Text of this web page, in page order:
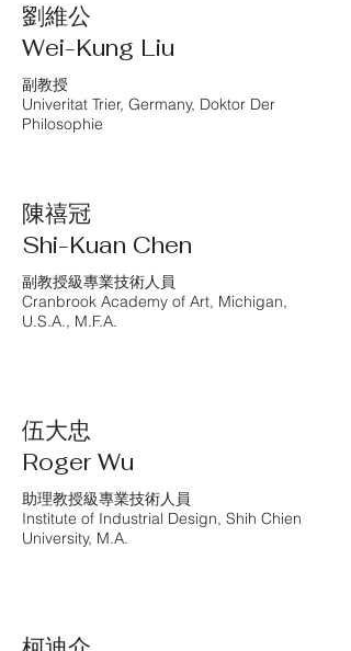
劉維公
Wei-Kung Liu
副教授
Univeritat Trier, Germany, Doktor Der
Philosophie
陳禧冠
Shi-Kuan Chen
副教授級專業技術人員
Cranbrook Academy of Art, Michigan,
U.S.A., M.F.A.
伍大忠
Roger Wu
助理教授級專業技術人員
Institute of Industrial Design, Shih Chien
University, M.A.